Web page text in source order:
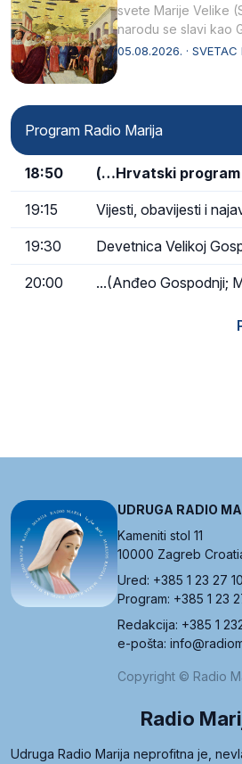
svete Marije Velike
narodu se slavi kao
naziv, Sancta Maria…
05.08.2026. · SVETAC
Program Radio Marija
18:50 (…Hrvatski program
19:15 Vijesti, obavijesti i
19:30 Devetnica Velikoj
20:00 ...(Anđeo Gospodnji;
UDRUGA RADIO
Kameniti stol 11
10000 Zagreb
Ured: +385 1 23 27
Program: +385 1 23
Redakcija: +385 1
e-pošta:
Copyright © Radio
Radio
Udruga Radio Marija neprofitna je,